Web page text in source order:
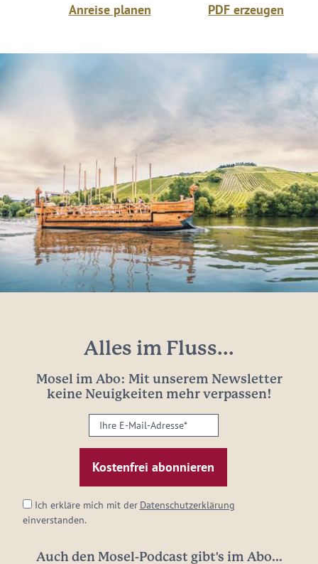
Anreise planen PDF erzeugen
Alles im Fluss...
Mosel im Abo: Mit unserem Newsletter
keine Neuigkeiten mehr verpassen!
Ihre
E-
Mail-
Adresse:
Ich erkläre mich mit der Datenschutzerklärung
einverstanden.
Auch den Mosel-Podcast gibt's im Abo...